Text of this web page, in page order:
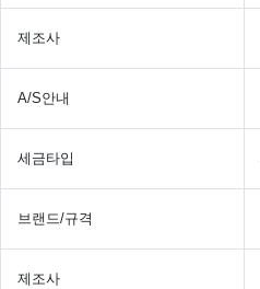
제조사
A/S안내
세금타입
브랜드/규격
제조사